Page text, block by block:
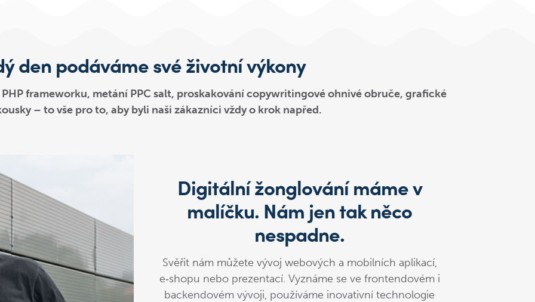
den podáváme své životní výkony
frameworku, metání PPC salt, proskakování copywritingové ohnivé obruče, grafické
– to vše pro to, aby byli naši zákazníci vždy o krok napřed.
Digitální žonglování máme v
malíčku. Nám jen tak něco
nespadne.
Svěřit nám můžete vývoj webových a mobilních aplikací,
e‑shopu nebo prezentací. Vyznáme se ve frontendovém i
backendovém vývoji, používáme inovativní technologie